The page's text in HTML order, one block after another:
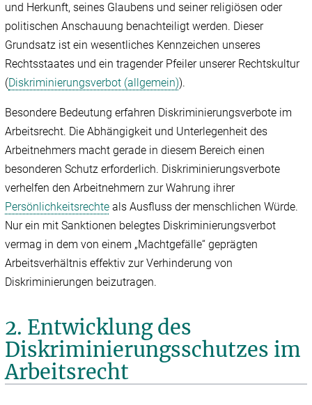
und Herkunft, seines Glaubens und seiner religiösen oder
politischen Anschauung benachteiligt werden. Dieser
Grundsatz ist ein wesentliches Kennzeichen unseres
Rechtsstaates und ein tragender Pfeiler unserer Rechtskultur
(Diskriminierungsverbot (allgemein)).
Besondere Bedeutung erfahren Diskriminierungsverbote im
Arbeitsrecht. Die Abhängigkeit und Unterlegenheit des
Arbeitnehmers macht gerade in diesem Bereich einen
besonderen Schutz erforderlich. Diskriminierungsverbote
verhelfen den Arbeitnehmern zur Wahrung ihrer
Persönlichkeitsrechte als Ausfluss der menschlichen Würde.
Nur ein mit Sanktionen belegtes Diskriminierungsverbot
vermag in dem von einem „Machtgefälle“ geprägten
Arbeitsverhältnis effektiv zur Verhinderung von
Diskriminierungen beizutragen.
2. Entwicklung des
Diskriminierungsschutzes im
Arbeitsrecht